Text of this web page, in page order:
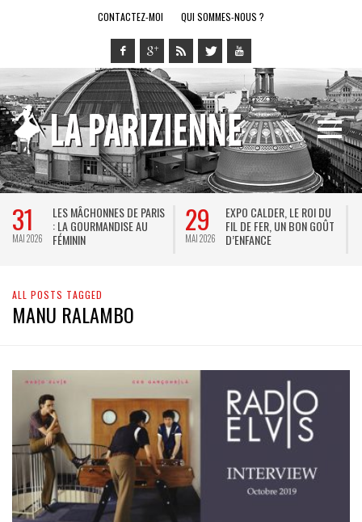
CONTACTEZ-MOI QUI SOMMES-NOUS ?
31
MAI 2026
LES MÂCHONNES DE PARIS
: LA GOURMANDISE AU
FÉMININ
29
MAI 2026
EXPO CALDER, LE ROI DU
FIL DE FER, UN BON GOÛT
D’ENFANCE
ALL POSTS TAGGED
MANU RALAMBO